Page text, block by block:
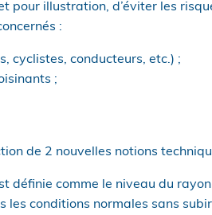
pour illustration, d’éviter les
:
cyclistes, conducteurs, etc.) ;
;
de 2 nouvelles notions
définie comme le niveau du
conditions normales sans subir